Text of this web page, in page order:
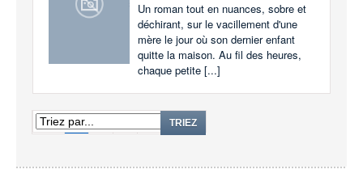
Un roman tout en nuances, sobre et
déchirant, sur le vacillement d'une
mère le jour où son dernier enfant
quitte la maison. Au fil des heures,
chaque petite [...]
1 TRIEZ